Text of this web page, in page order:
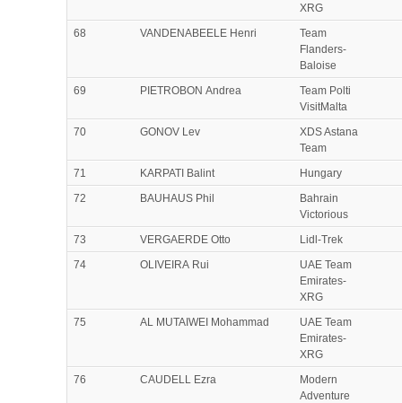
XRG
68
VANDENABEELE Henri
Team
Flanders-
Baloise
69
PIETROBON Andrea
Team Polti
VisitMalta
70
GONOV Lev
XDS Astana
Team
71
KARPATI Balint
Hungary
72
BAUHAUS Phil
Bahrain
Victorious
73
VERGAERDE Otto
Lidl-Trek
74
OLIVEIRA Rui
UAE Team
Emirates-
XRG
75
AL MUTAIWEI Mohammad
UAE Team
Emirates-
XRG
76
CAUDELL Ezra
Modern
Adventure